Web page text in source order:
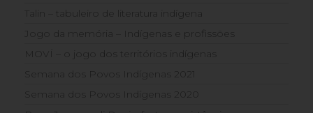
Talin – tabuleiro de literatura indígena
Jogo da memória – Indígenas e profissões
MOVÍ – o jogo dos territórios indígenas
Semana dos Povos Indígenas 2021
Semana dos Povos Indígenas 2020